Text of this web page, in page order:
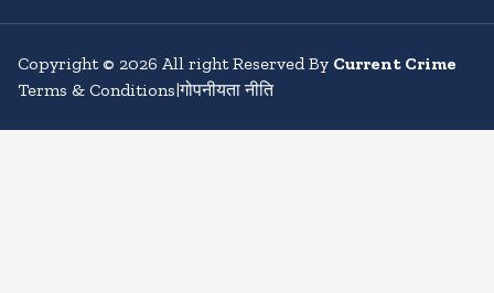
Copyright© 2026 All right Reserved By Current Crime
Terms & Conditions|गोपनीयता नीति